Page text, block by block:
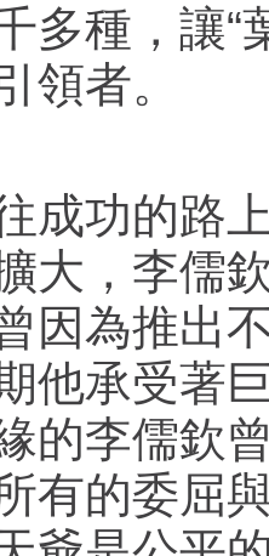
多種，讓“
領者。
功的路上
大，李儒
因為推出
他承受著
的李儒欽
有的委屈